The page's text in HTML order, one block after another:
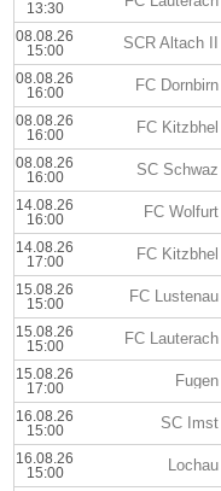
13:30
08.08.26
15:00
SCR Altach II
08.08.26
16:00
FC Dornbirn
08.08.26
16:00
FC Kitzbhel
08.08.26
16:00
SC Schwaz
14.08.26
16:00
FC Wolfurt
14.08.26
17:00
FC Kitzbhel
15.08.26
15:00
FC Lustenau
15.08.26
15:00
FC Lauterach
15.08.26
17:00
Fugen
16.08.26
15:00
SC Imst
16.08.26
15:00
Lochau